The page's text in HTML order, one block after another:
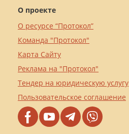
О проекте
О ресурсе “Протокол”
Команда "Протокол"
Карта Сайту
Реклама на "Протокол"
Тендер на юридическую услугу
Пользовательское соглашение